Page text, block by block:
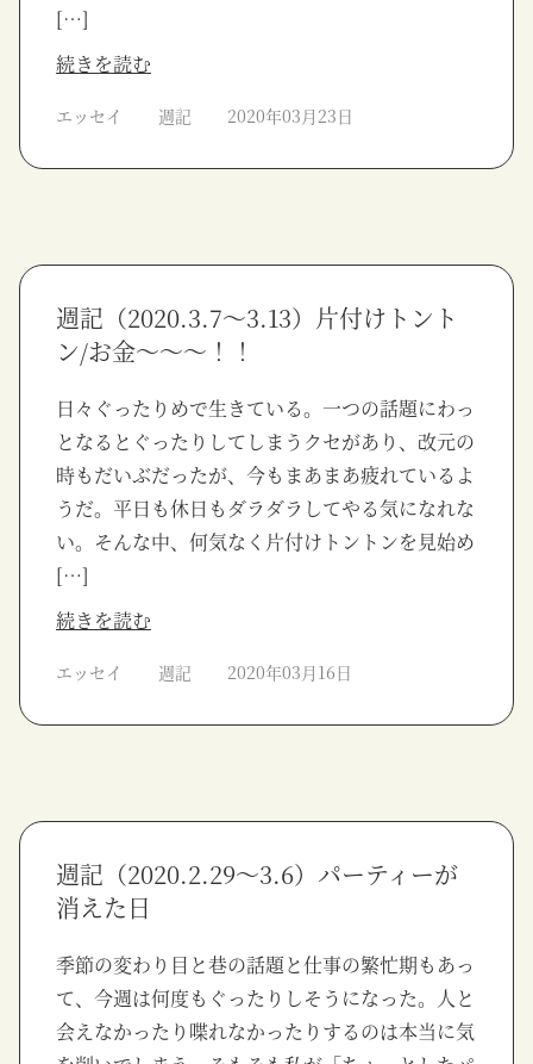
[…]
続きを読む
エッセイ 週記 2020年03月23日
週記（2020.3.7〜3.13）片付けトント
ン/お金〜〜〜！！
日々ぐったりめで生きている。一つの話題にわっ
となるとぐったりしてしまうクセがあり、改元の
時もだいぶだったが、今もまあまあ疲れているよ
うだ。平日も休日もダラダラしてやる気になれな
い。そんな中、何気なく片付けトントンを見始め
[…]
続きを読む
エッセイ 週記 2020年03月16日
週記（2020.2.29〜3.6）パーティーが
消えた日
季節の変わり目と巷の話題と仕事の繁忙期もあっ
て、今週は何度もぐったりしそうになった。人と
会えなかったり喋れなかったりするのは本当に気